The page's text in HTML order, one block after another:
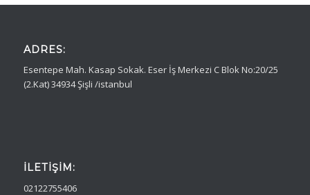
ADRES:
Esentepe Mah. Kasap Sokak. Eser İş Merkezi C Blok No:20/25
(2.Kat) 34934 Şişli /istanbul
İLETIŞIM:
02122755406